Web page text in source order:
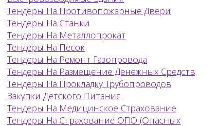
Тендеры На Противопожарные Двери
Тендеры На Станки
Тендеры На Металлопрокат
Тендеры На Песок
Тендеры На Ремонт Газопровода
Тендеры На Размещение Денежных Средств
Тендеры На Прокладку Трубопроводов
Закупки Детского Питания
Тендеры На Медицинское Страхование
Тендеры На Страхование ОПО (опасных